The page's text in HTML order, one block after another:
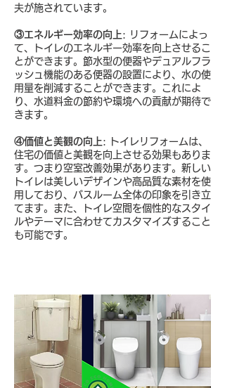
夫が施されています。
③エネルギー効率の向上: リフォームによっ
て、トイレのエネルギー効率を向上させるこ
とができます。節水型の便器やデュアルフラ
ッシュ機能のある便器の設置により、水の使
用量を削減することができます。これによ
り、水道料金の節約や環境への貢献が期待で
きます。
④価値と美観の向上: トイレリフォームは、
住宅の価値と美観を向上させる効果もありま
す。つまり空室改善効果があります。新しい
トイレは美しいデザインや高品質な素材を使
用しており、バスルーム全体の印象を引き立
てます。また、トイレ空間を個性的なスタイ
ルやテーマに合わせてカスタマイズすること
も可能です。